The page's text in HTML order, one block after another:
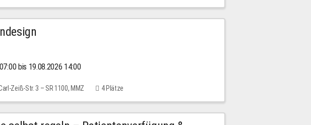
bis 19.08.2026 14:00
Zeiß-Str. 3 – SR 1100, MMZ 4 Plätze